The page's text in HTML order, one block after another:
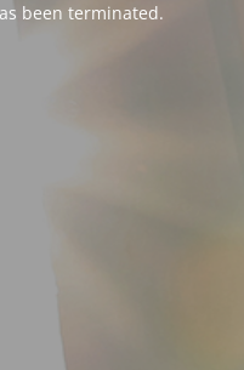
been terminated.